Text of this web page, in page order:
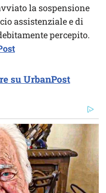
la sospensione
assistenziale e di
percepito.
su UrbanPost